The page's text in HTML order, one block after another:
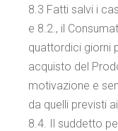
8.3 Fatti salvi i
e 8.2., il
quattordici giorni
acquisto del
motivazione e
da quelli previsti
8.4. Il suddetto